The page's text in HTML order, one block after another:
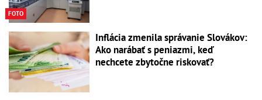
FOTO
Inflácia zmenila správanie Slovákov:
Ako narábať s peniazmi, keď
nechcete zbytočne riskovať?